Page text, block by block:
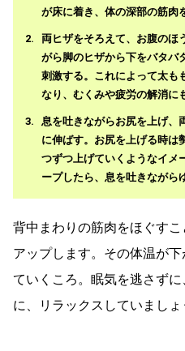
が床に着き、体の深部の筋肉
両ヒザをそろえて、お腹のほ
がら脚のヒザから下をバタバ
刺激する。これによって太も
なり、むくみや疲労の解消に
息を吐きながらお尻を上げ、
に伸ばす。お尻を上げる時は
つずつ上げていくようなイメ
ープしたら、息を吐きながら
背中まわりの筋肉をほぐす
アップします。その体温が
ていくころ。眠気を逃さず
に、リラックスしていましょ